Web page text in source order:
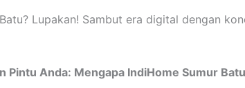
Lupakan! Sambut era digital dengan
Pintu Anda: Mengapa IndiHome Sumur